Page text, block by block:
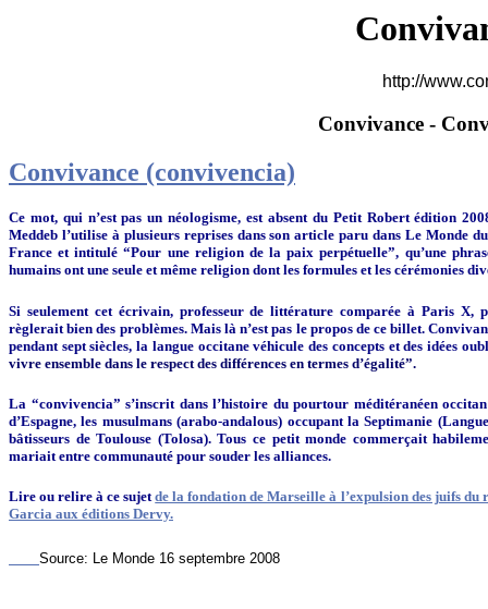
http://
Convivance -
Convivance (convivencia)
Ce mot, qui n’est pas un néologisme, est absent du Petit Robert édition
Meddeb l’utilise à plusieurs reprises dans son article paru dans Le Monde
France et intitulé “Pour une religion de la paix perpétuelle”, qu’une
humains ont une seule et même religion dont les formules et les cérémonies
Si seulement cet écrivain, professeur de littérature comparée à Paris X,
règlerait bien des problèmes. Mais là n’est pas le propos de ce billet.
pendant sept siècles, la langue occitane véhicule des concepts et des idées
vivre ensemble dans le respect des différences en termes d’égalité”.
La “convivencia” s’inscrit dans l’histoire du pourtour méditéranéen
d’Espagne, les musulmans (arabo-andalous) occupant la Septimanie
bâtisseurs de Toulouse (Tolosa). Tous ce petit monde commerçait
mariait entre communauté pour souder les alliances.
Lire ou relire à ce sujetde la fondation de Marseille à l’expulsion des juifs du
Garcia aux éditions Dervy.
Source: Le Monde 16 septembre 2008